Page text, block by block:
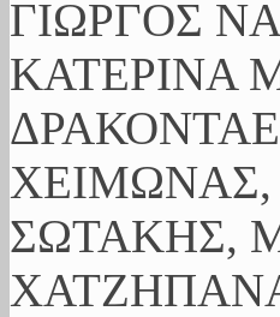
ΓΙΩΡΓΟΣ
ΚΑΤΕΡΙΝΑ
ΣΩΤΑΚΗΣ,